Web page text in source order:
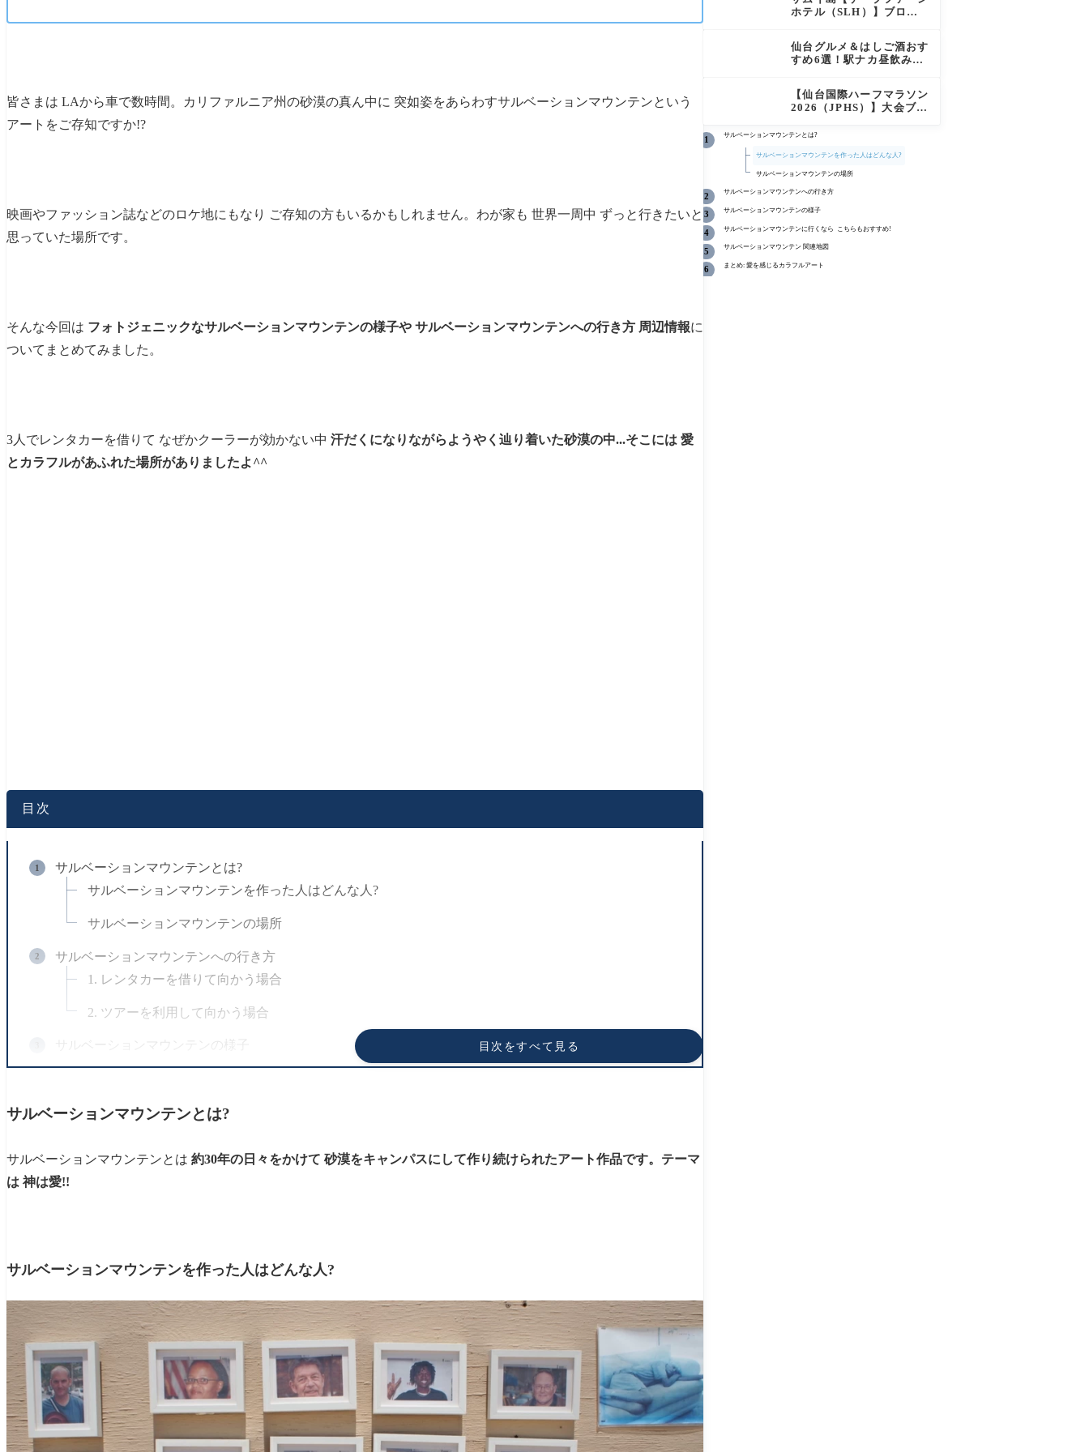
皆さまは LAから車で数時間。カリファルニア州の砂漠の真ん中に 突如姿をあらわすサルベーションマウンテンという
アートをご存知ですか!?
映画やファッション誌などのロケ地にもなり ご存知の方もいるかもしれません。わが家も 世界一周中 ずっと行きたいと
思っていた場所です。
そんな今回は フォトジェニックなサルベーションマウンテンの様子や サルベーションマウンテンへの行き方 周辺情報に
ついてまとめてみました。
3人でレンタカーを借りて なぜかクーラーが効かない中 汗だくになりながらようやく辿り着いた砂漠の中...そこには 愛
とカラフルがあふれた場所がありましたよ^^
目次
目次をすべて見る
サルベーションマウンテンとは?
サルベーションマウンテンを作った人はどんな人?
サルベーションマウンテンの場所
サルベーションマウンテンへの行き方
1. レンタカーを借りて向かう場合
2. ツアーを利用して向かう場合
サルベーションマウンテンの様子
サルベーションマウンテン 関連地図
サルベーションマウンテンとは?
サルベーションマウンテンとは 約30年の日々をかけて 砂漠をキャンパスにして作り続けられたアート作品です。テーマ
は 神は愛!!
サルベーションマウンテンを作った人はどんな人?
徹底レポート
ホテル（SLH）】ブログ
ランド過ごす極上おこもり
ステイ！
仙台グルメ＆はしご酒おす
すめ6選！駅ナカ昼飲みか
ーまで実食レビュー
【仙台国際ハーフマラソン
2026（JPHS）】大会ブロ
を駆け抜ける！マイナスイ
夫婦で参加してみた
サルベーションマウンテンとは?
サルベーションマウンテンを作った人はどんな人?
サルベーションマウンテンの場所
サルベーションマウンテンへの行き方
サルベーションマウンテンの様子
サルベーションマウンテンに行くなら こちらもおすすめ!
サルベーションマウンテン 関連地図
まとめ: 愛を感じるカラフルアート